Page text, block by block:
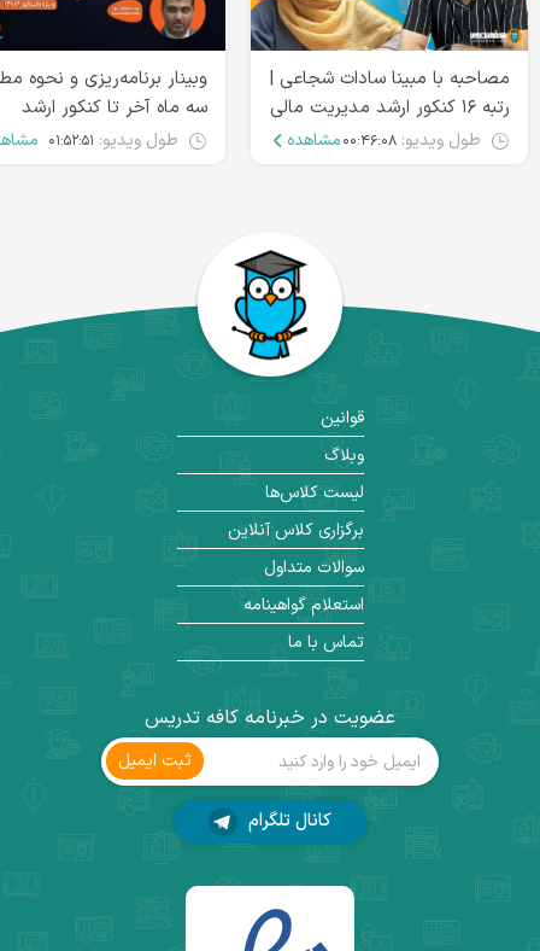
مصاحبه با مبینا سادات شجاعی |
رتبه ۱۶ کنکور ارشد مدیریت مالی
طول ویدیو: ۰۰:۴۶:۰۸مشاهده
وبینار برنامه‌ریزی و نحوه
سه ماه آخر تا کنکور ارشد
مدیریتطول ویدیو: ۰۱:۵۲:۵۱
عضویت در خبرنامه کافه تدریس
ثبت ‌ایمیل
کانال تلگرام
قوانین
وبلاگ
لیست کلاس‌ها
برگزاری کلاس آنلاین
سوالات متداول
استعلام گواهینامه
تماس با ما